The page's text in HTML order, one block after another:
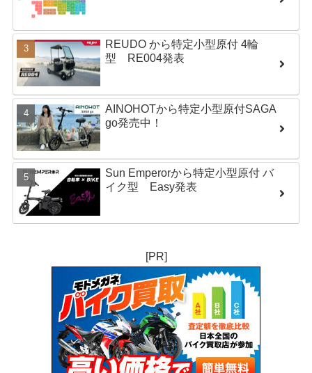
REUDO から特定小型原付 4輪
型 RE004発表
AINOHOTから特定小型原付SAGA
go発売中！
Sun Emperorから特定小型原付 バ
イク型 Easy発表
[PR]